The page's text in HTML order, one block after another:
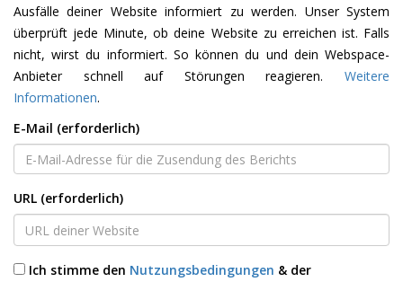
Ausfälle deiner Website informiert zu werden. Unser System
überprüft jede Minute, ob deine Website zu erreichen ist. Falls
nicht, wirst du informiert. So können du und dein Webspace-
Anbieter schnell auf Störungen reagieren. Weitere
Informationen.
E-Mail (erforderlich)
URL (erforderlich)
Ich stimme den Nutzungsbedingungen & der